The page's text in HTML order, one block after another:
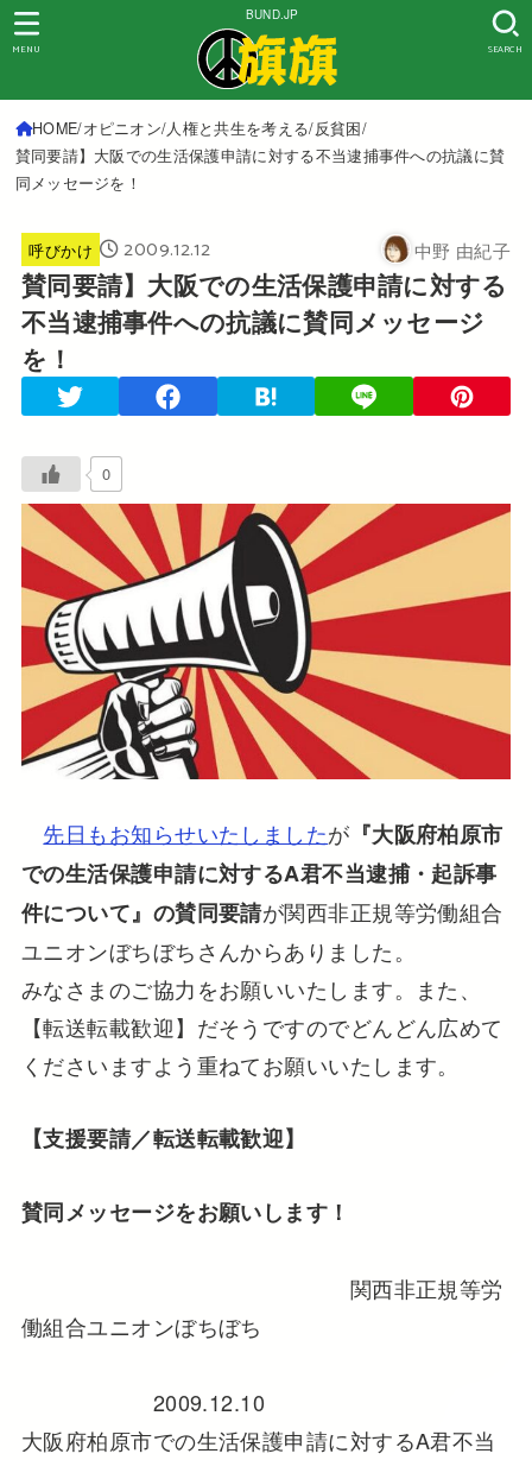
BUND.JP
SEARCH
MENU
HOME オピニオン 人権と共生を考える 反貧困
賛同要請】大阪での生活保護申請に対する不当逮捕事件への抗議に賛
同メッセージを！
呼びかけ 2009.12.12 中野 由紀子
賛同要請】大阪での生活保護申請に対する
不当逮捕事件への抗議に賛同メッセージ
を！
0
先日もお知らせいたしましたが 『大阪府柏原市
での生活保護申請に対するA君不当逮捕・起訴事
件について』の賛同要請が関西非正規等労働組合
ユニオンぼちぼちさんからありました。
みなさまのご協力をお願いいたします。また、
【転送転載歓迎】だそうですのでどんどん広めて
くださいますよう重ねてお願いいたします。
【支援要請／転送転載歓迎】
賛同メッセージをお願いします！
関西非正規等労
働組合ユニオンぼちぼち
2009.12.10
大阪府柏原市での生活保護申請に対するA君不当